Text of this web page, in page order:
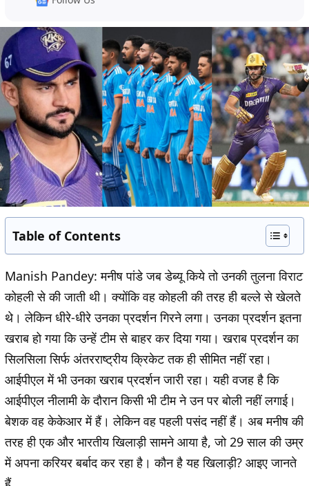
Table of Contents
Manish Pandey: मनीष पांडे जब डेब्यू किये तो उनकी तुलना विराट
कोहली से की जाती थी। क्योंकि वह कोहली की तरह ही बल्ले से खेलते
थे। लेकिन धीरे-धीरे उनका प्रदर्शन गिरने लगा। उनका प्रदर्शन इतना
खराब हो गया कि उन्हें टीम से बाहर कर दिया गया। खराब प्रदर्शन का
सिलसिला सिर्फ अंतरराष्ट्रीय क्रिकेट तक ही सीमित नहीं रहा।
आईपीएल में भी उनका खराब प्रदर्शन जारी रहा। यही वजह है कि
आईपीएल नीलामी के दौरान किसी भी टीम ने उन पर बोली नहीं लगाई।
बेशक वह केकेआर में हैं। लेकिन वह पहली पसंद नहीं हैं। अब मनीष की
तरह ही एक और भारतीय खिलाड़ी सामने आया है, जो 29 साल की उम्र
में अपना करियर बर्बाद कर रहा है। कौन है यह खिलाड़ी? आइए जानते